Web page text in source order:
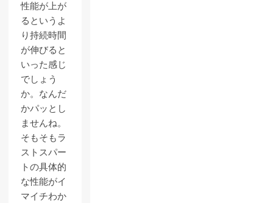
性能が上が
るというよ
り持続時間
が伸びると
いった感じ
でしょう
か。なんだ
かパッとし
ませんね。
そもそもラ
ストスパー
トの具体的
な性能がイ
マイチわか